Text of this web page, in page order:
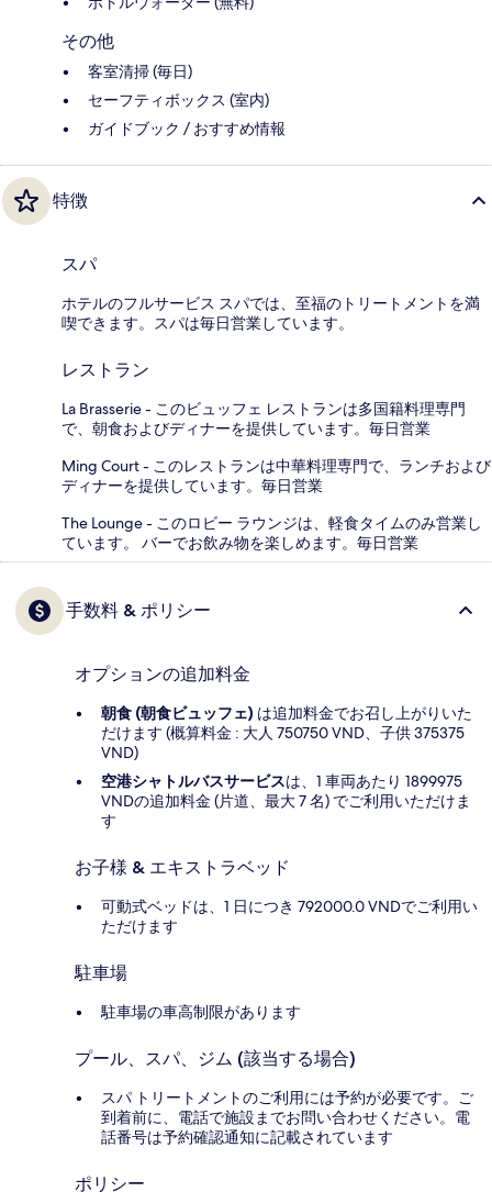
その他
客室清掃 (毎日)
セーフティボックス (室内)
ガイドブック / おすすめ情報
特徴
スパ
ホテルのフルサービス スパでは、至福のトリートメントを満
喫できます。スパは毎日営業しています。
レストラン
La Brasserie - このビュッフェ レストランは多国籍料理専門
で、朝食およびディナーを提供しています。毎日営業
Ming Court - このレストランは中華料理専門で、ランチおよび
ディナーを提供しています。毎日営業
The Lounge - このロビー ラウンジは、軽食タイムのみ営業し
ています。 バーでお飲み物を楽しめます。毎日営業
手数料 & ポリシー
オプションの追加料金
朝食 (朝食ビュッフェ) は追加料金でお召し上がりいた
だけます (概算料金 : 大人 750750 VND、子供 375375
VND)
空港シャトルバスサービスは、1 車両あたり 1899975
VNDの追加料金 (片道、最大 7 名) でご利用いただけま
す
お子様 & エキストラベッド
可動式ベッドは、1 日につき 792000.0 VNDでご利用い
ただけます
駐車場
駐車場の車高制限があります
プール、スパ、ジム (該当する場合)
スパ トリートメントのご利用には予約が必要です。ご
到着前に、電話で施設までお問い合わせください。電
話番号は予約確認通知に記載されています
ポリシー